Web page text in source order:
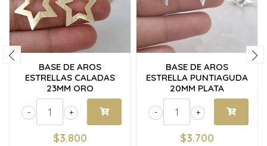
BASE DE AROS
ESTRELLAS CALADAS
23MM ORO
+
-
$3.800
BASE DE AROS
ESTRELLA PUNTIAGUDA
20MM PLATA
+
-
$3.700